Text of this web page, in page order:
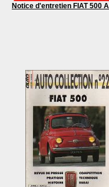
Notice d'entretien FIAT 500